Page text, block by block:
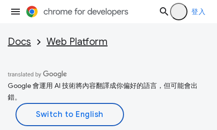
登入
Docs Web Platform
Google 會運用 AI 技術將內容翻譯成你偏好的語言，但可能會出
錯。